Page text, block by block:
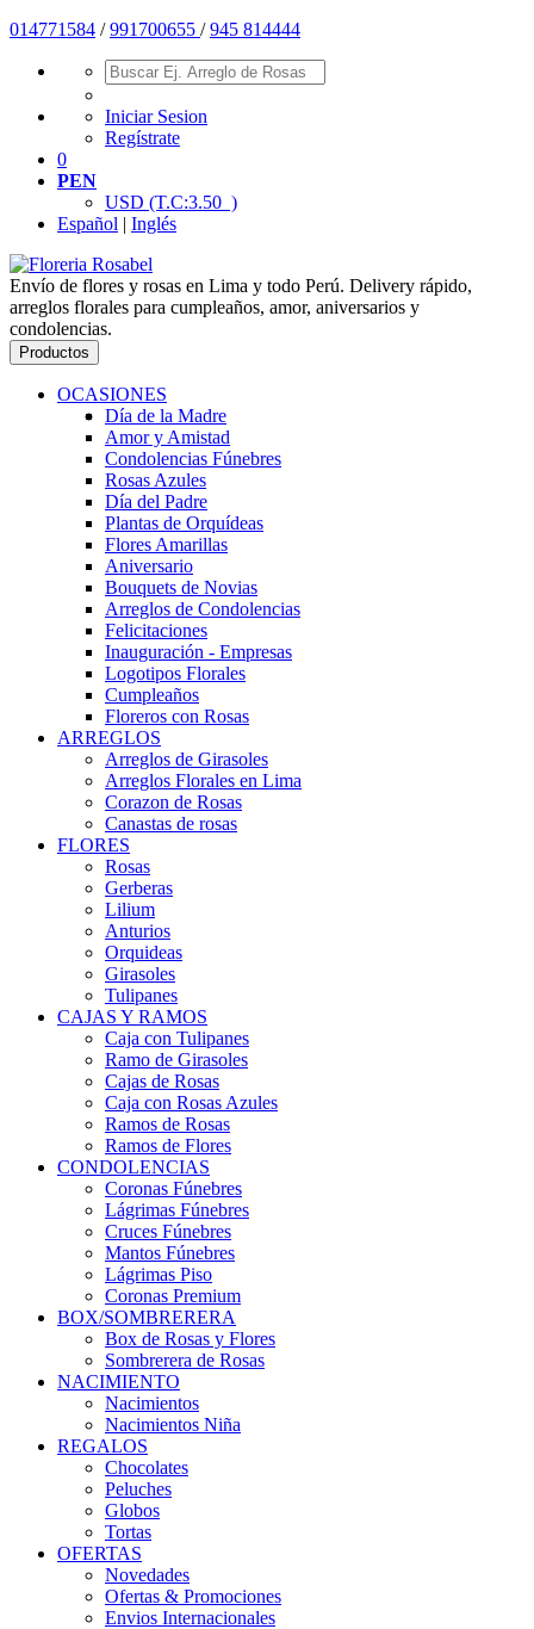
014771584 /991700655 /945 814444
Iniciar Sesion
Regístrate
0
PEN
USD (T.C:3.50 )
Español | Inglés
Envío de flores y rosas en Lima y todo Perú. Delivery rápido,
arreglos florales para cumpleaños, amor, aniversarios y
condolencias.
Productos
OCASIONES
Día de la Madre
Amor y Amistad
Condolencias Fúnebres
Rosas Azules
Día del Padre
Plantas de Orquídeas
Flores Amarillas
Aniversario
Bouquets de Novias
Arreglos de Condolencias
Felicitaciones
Inauguración - Empresas
Logotipos Florales
Cumpleaños
Floreros con Rosas
ARREGLOS
Arreglos de Girasoles
Arreglos Florales en Lima
Corazon de Rosas
Canastas de rosas
FLORES
Rosas
Gerberas
Lilium
Anturios
Orquideas
Girasoles
Tulipanes
CAJAS Y RAMOS
Caja con Tulipanes
Ramo de Girasoles
Cajas de Rosas
Caja con Rosas Azules
Ramos de Rosas
Ramos de Flores
CONDOLENCIAS
Coronas Fúnebres
Lágrimas Fúnebres
Cruces Fúnebres
Mantos Fúnebres
Lágrimas Piso
Coronas Premium
BOX/SOMBRERERA
Box de Rosas y Flores
Sombrerera de Rosas
NACIMIENTO
Nacimientos
Nacimientos Niña
REGALOS
Chocolates
Peluches
Globos
Tortas
OFERTAS
Novedades
Ofertas & Promociones
Envios Internacionales